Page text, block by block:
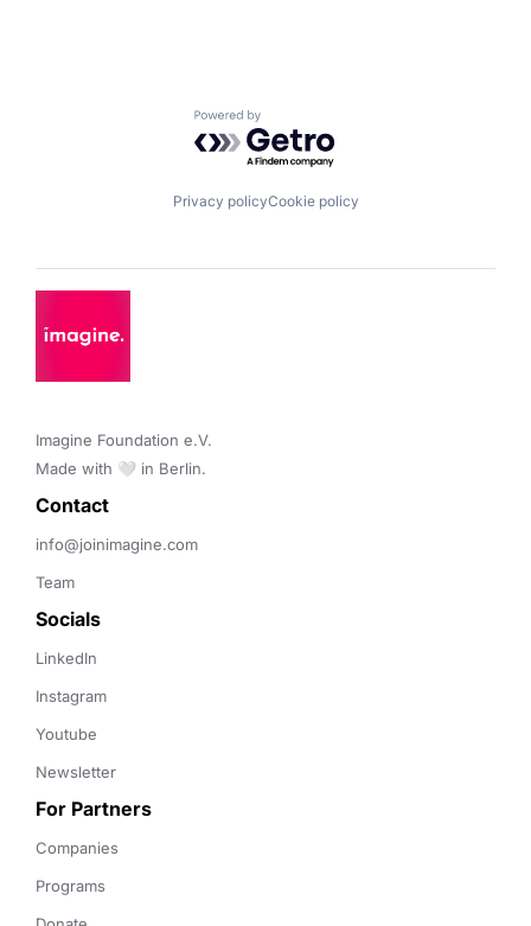
Powered by Getro.com
Privacy policyCookie policy
Imagine Foundation e.V.
Made with 🤍 in Berlin.
Contact
info@joinimagine.com
Team
Socials
LinkedIn
Instagram
Youtube
Newsletter
For Partners
Companies
Programs